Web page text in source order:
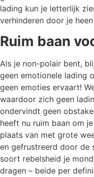
lading kun je letterlijk
verhinderen door je
Ruim baan
Als je non-polair bent,
geen emotionele lading
geen emoties ervaart!
waardoor zich geen
ondervindt geen
heeft nu ruim baan om
plaats van met grote
en gefrustreerd door de
soort rebelsheid je
dragen – beide per